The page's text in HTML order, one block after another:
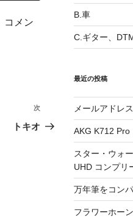
コメン
次
の
次
トキオ
B.車
C.ギター、
最近の投稿
メールアドレ
AKG K712 Pro
スター・ウォ
UHD コンプリ
万年筆をコン
フラワーホー